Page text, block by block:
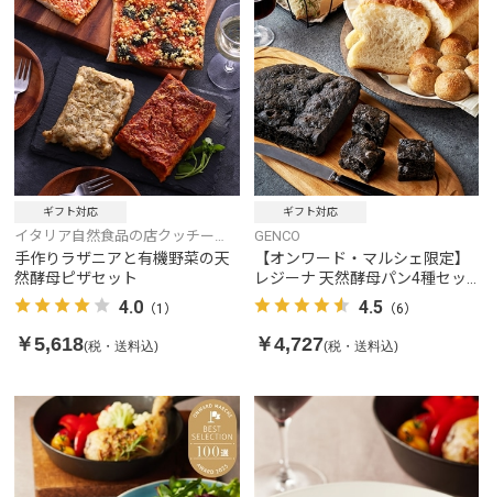
ギフト対応
イタリア自然食品の店クッチー
ナ・リナルド
手作りラザニアと有機野菜の天
然酵母ピザセット
4.0 （1）
￥5,618(税・送料込)
ギフト対応
GENCO
【オンワード・マルシェ限定】
レジーナ 天然酵母パン4種セッ
ト
4.5（6）
￥4,727(税・送料込)